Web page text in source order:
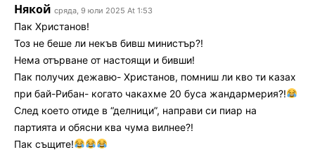
Някой сряда, 9 юли 2025 At 1:53
Пак Христанов!
Тоз не беше ли некъв бивш министър?!
Нема отърване от настоящи и бивши!
Пак получих дежавю- Христанов, помниш ли кво ти казах
при бай-Рибан- когато чакахме 20 буса жандармерия?!
След което отиде в “делници”, направи си пиар на
партията и обясни ква чума вилнее?!
Пак същите!